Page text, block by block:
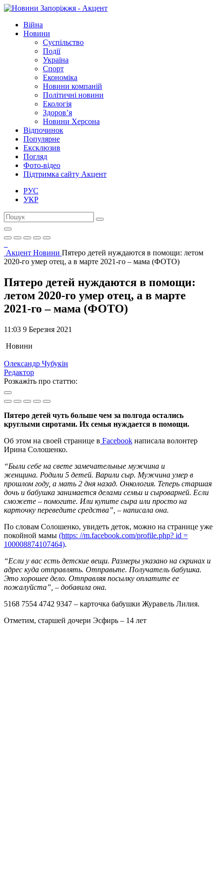
Війна
Новини
Суспільство
Події
Україна
Спорт
Економіка
Новини компаній
Політичні новини
Екологія
Здоров’я
Новини Херсона
Відпочинок
Популярне
Ексклюзив
Погляд
Фото-відео
Підтримка сайту Акцент
РУС
УКР
Акцент Новини Пятеро детей нуждаются в помощи: летом
2020-го умер отец, а в марте 2021-го – мама (ФОТО)
Пятеро детей нуждаются в помощи:
летом 2020-го умер отец, а в марте
2021-го – мама (ФОТО)
11:03 9 Березня 2021
Новини
Олександр Чубукін
Редактор
Розкажіть про статтю:
Пятеро детей чуть больше чем за полгода остались
круглыми сиротами. Их семья нуждается в помощи.
Об этом на своей странице в Facebook написала волонтер
Ирина Солошенко.
“Были себе на свете замечательные мужчина и
женщина. Родили 5 детей. Варили сыр. Мужчина умер в
прошлом году, а мать 2 дня назад. Онкология. Теперь старшая
дочь и бабушка занимается делами семьи и сыроварней. Если
сможете – помогите. Или купите сыра или просто на
карточку переведите средства”, – написала она.
По словам Солошенко, увидеть деток, можно на странице уже
покойной мамы (https: //m.facebook.com/profile.php? id =
100008874107464).
“Если у вас есть детские вещи. Размеры указано на скринах и
адрес куда отправлять. Отправьте. Получатель бабушка.
Это хорошее дело. Отправляя посылку оплатите ее
пожалуйста”, – добавила она.
5168 7554 4742 9347 – карточка бабушки Журавель Лилия.
Отметим, старшей дочери Эсфирь – 14 лет